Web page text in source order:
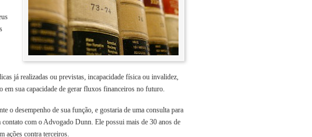
já realizadas ou previstas, incapacidade física ou invalidez,
em sua capacidade de gerar fluxos financeiros no futuro.
o desempenho de sua função, e gostaria de uma consulta para
com o Advogado Dunn. Ele possui mais de 30 anos de
ações contra terceiros.